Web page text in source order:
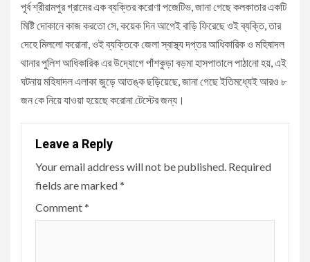
পূর্ব শ্রীরামপুর গ্রামের এক ব্যক্তির করোণা পজেটিভ, জানা গেছে কলকাতার একটি
মিষ্টি দোকানে কাজ করতো সে, কয়েক দিন আগেই বাড়ি ফিরেছে ওই ব্যক্তি, তার
দেহে মিললো করোনা, ওই ব্যক্তিকে জেলা স্বাস্থ্য দপ্তর আধিকারিক ও মহিষাদল
থানার পুলিশ আধিকারিক এর উদ্যোগে পাঁশকুড়া বড়মা হাসপাতালে পাঠানো হয়, এই
ঘটনায় মহিষাদল এলাকা জুড়ে আতঙ্ক ছড়িয়েছে, জানা গেছে ইতিমধ্যেই আরও ৮
জন কে নিয়ে যাওয়া হয়েছে করোনা টেস্টের জন্য।
Leave a Reply
Your email address will not be published. Required
fields are marked*
Comment*